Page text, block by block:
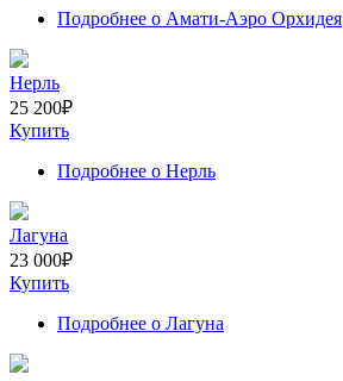
Подробнее о Амати-Аэро Орхидея
Нерль
25 200₽
Купить
Подробнее о Нерль
Лагуна
23 000₽
Купить
Подробнее о Лагуна